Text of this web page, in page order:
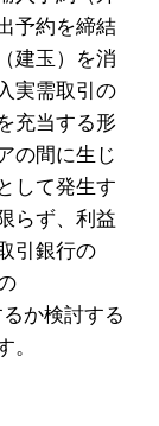
予約を締結
建玉）を消
実需取引の
充当する形
の間に生じ
して発生す
らず、利益
引銀行の
か検討する